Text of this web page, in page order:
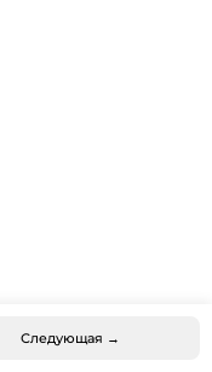
Следующая →